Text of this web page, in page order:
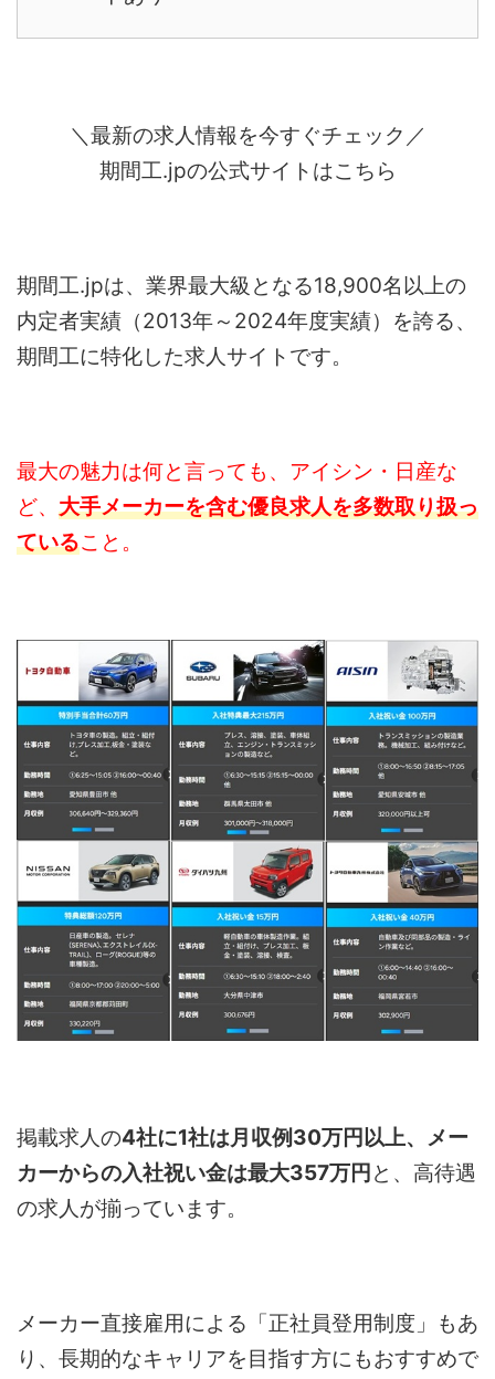
＼最新の求人情報を今すぐチェック／
期間工.jpの公式サイトはこちら
期間工.jpは、業界最大級となる18,900名以上の
内定者実績（2013年～2024年度実績）を誇る、
期間工に特化した求人サイトです。
最大の魅力は何と言っても、アイシン・日産な
ど、 大手メーカーを含む優良求人を多数取り扱っ
ていること。
掲載求人の4社に1社は月収例30万円以上、メー
カーからの入社祝い金は最大357万円 と、高待遇
の求人が揃っています。
メーカー直接雇用による「正社員登用制度」もあ
り、長期的なキャリアを目指す方にもおすすめで